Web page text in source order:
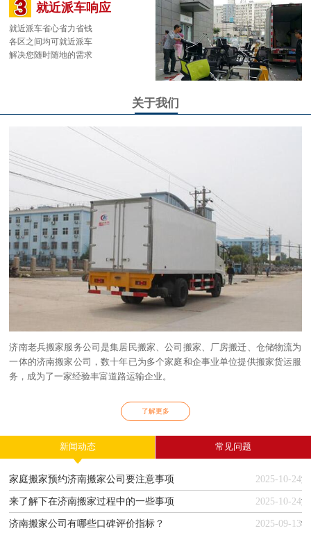
就近派车响应
就近派车省心省力省钱
各区之间均可就近派车
解决您随时随地的需求
关于我们
济南老兵搬家服务公司是集居民搬家、公司搬家、厂房搬迁、仓储物流为
一体的济南搬家公司，数十年已为多个家庭和企事业单位提供搬家货运服
务，成为了一家经验丰富道路运输企业。
了解更多
新闻动态 常见问题
家庭搬家预约济南搬家公司要注意事项 2025-10-24
来了解下在济南搬家过程中的一些事项 2025-10-24
济南搬家公司有哪些口碑评价指标？ 2025-09-13